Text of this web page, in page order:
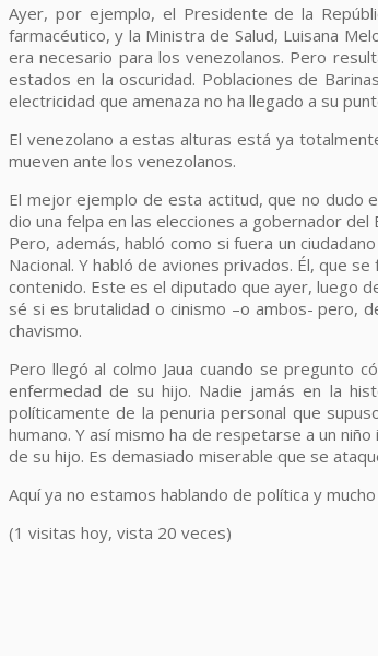
Ayer, por ejemplo, el Presidente de la
farmacéutico, y la Ministra de Salud, Luisana
era necesario para los venezolanos. Pero
estados en la oscuridad. Poblaciones de
electricidad que amenaza no ha llegado a su
El venezolano a estas alturas está ya
mueven ante los venezolanos.
El mejor ejemplo de esta actitud, que no dudo
dio una felpa en las elecciones a gobernador
Pero, además, habló como si fuera un
Nacional. Y habló de aviones privados. Él, que
contenido. Este es el diputado que ayer, luego
sé si es brutalidad o cinismo –o ambos- pero,
chavismo.
Pero llegó al colmo Jaua cuando se pregunto
enfermedad de su hijo. Nadie jamás en la
políticamente de la penuria personal que
humano. Y así mismo ha de respetarse a un
de su hijo. Es demasiado miserable que se
Aquí ya no estamos hablando de política y
(1 visitas hoy, vista 20 veces)